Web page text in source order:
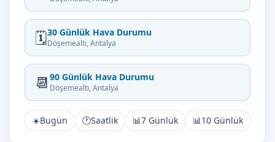
🗓️30 Günlük Hava Durumu
Döşemealtı, Antalya
📆 90 Günlük Hava Durumu
Döşemealtı, Antalya
☀️Bugün 🕐Saatlik 📊7 Günlük 📊10 Günlük